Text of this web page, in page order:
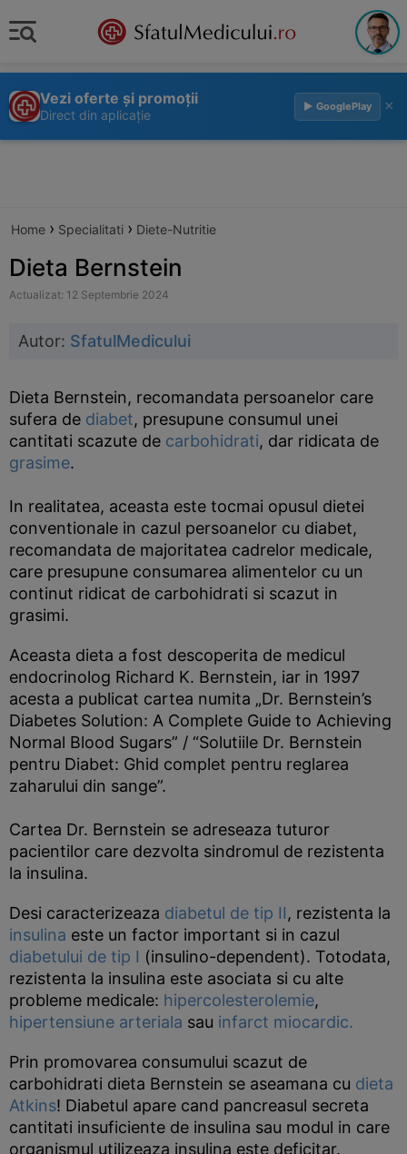
Vezi oferte și promoții
Direct din aplicație
▶ GooglePlay ×
Home › Specialitati › Diete-Nutritie
Dieta Bernstein
Actualizat: 12 Septembrie 2024
Autor: SfatulMedicului
Dieta Bernstein, recomandata persoanelor care
sufera de diabet, presupune consumul unei
cantitati scazute de carbohidrati, dar ridicata de
grasime.
In realitatea, aceasta este tocmai opusul dietei
conventionale in cazul persoanelor cu diabet,
recomandata de majoritatea cadrelor medicale,
care presupune consumarea alimentelor cu un
continut ridicat de carbohidrati si scazut in
grasimi.
Aceasta dieta a fost descoperita de medicul
endocrinolog Richard K. Bernstein, iar in 1997
acesta a publicat cartea numita „Dr. Bernstein’s
Diabetes Solution: A Complete Guide to Achieving
Normal Blood Sugars” / “Solutiile Dr. Bernstein
pentru Diabet: Ghid complet pentru reglarea
zaharului din sange”.
Cartea Dr. Bernstein se adreseaza tuturor
pacientilor care dezvolta sindromul de rezistenta
la insulina.
Desi caracterizeaza diabetul de tip II, rezistenta la
insulina este un factor important si in cazul
diabetului de tip I (insulino-dependent). Totodata,
rezistenta la insulina este asociata si cu alte
probleme medicale: hipercolesterolemie,
hipertensiune arteriala sau infarct miocardic.
Prin promovarea consumului scazut de
carbohidrati dieta Bernstein se aseamana cu dieta
Atkins! Diabetul apare cand pancreasul secreta
cantitati insuficiente de insulina sau modul in care
organismul utilizeaza insulina este deficitar.